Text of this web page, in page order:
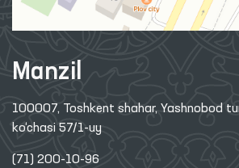
Manzil
100007, Toshkent shahar, Yashnobod
ko‘chasi 57/1-uy
(71) 200-10-96